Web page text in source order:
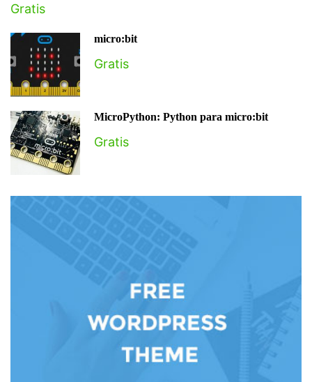
Gratis
micro:bit
Gratis
MicroPython: Python para micro:bit
Gratis